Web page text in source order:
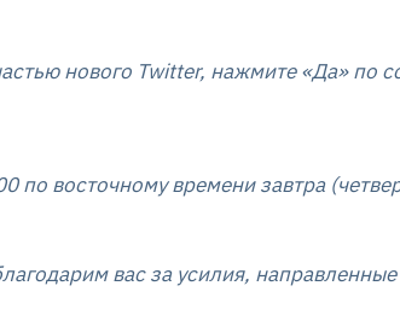
нового Twitter, нажмите «Да» по
по восточному времени завтра
вас за усилия,